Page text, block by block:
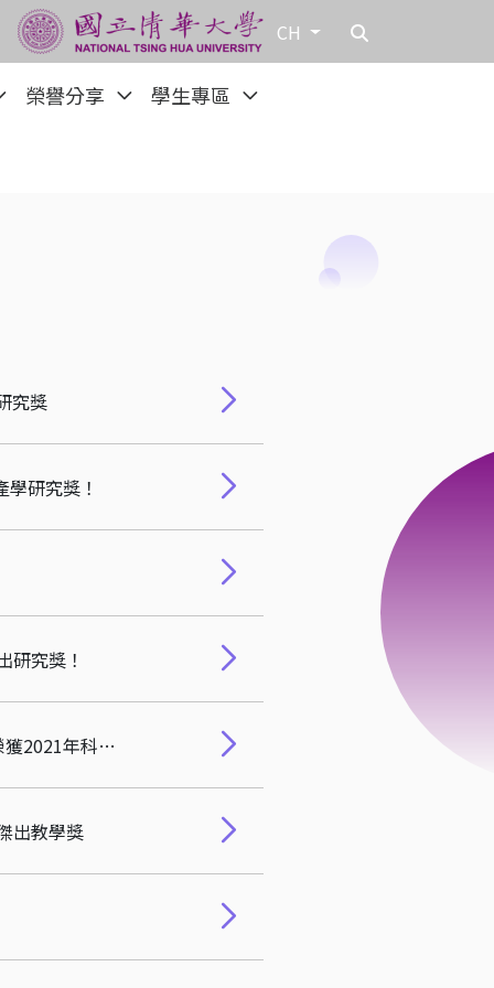
CH
榮譽分享 學生專區
究獎
研究獎！
研究獎！
服科所徐茉莉老師、雷松亞老師、科管所劉玉雯老師、謝英哲老師、計財系邱婉茜老師，榮獲2021年科管院鼓勵投稿頂尖期刊獎勵！
出教學獎